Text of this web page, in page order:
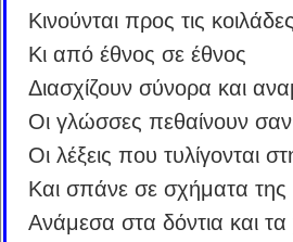
Κινούνται προς τις κοιλάδες
Κι από έθνος σε έθνος
Διασχίζουν σύνορα και
Οι γλώσσες πεθαίνουν
Οι λέξεις που τυλίγονται
Και σπάνε σε σχήματα της
Ανάμεσα στα δόντια και